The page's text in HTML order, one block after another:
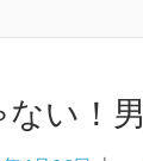
い！